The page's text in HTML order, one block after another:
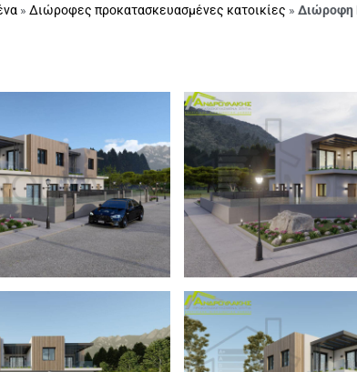
» Διώροφες προκατασκευασμένες κατοικίες » Διώροφη